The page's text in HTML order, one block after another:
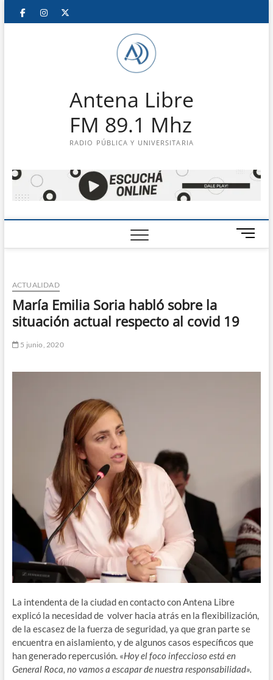
Saltar
FacebookInstagram
Antena Libre
FM 89.1 Mhz
RADIO PÚBLICA Y UNIVERSITARIA
B
o
ACTUALIDAD
María Emilia Soria habló sobre la
situación actual respecto al covid 19
5 junio, 2020
La intendenta de la ciudad en contacto con Antena Libre
explicó la necesidad de volver hacia atrás en la flexibilización,
de la escasez de la fuerza de seguridad, ya que gran parte se
encuentra en aislamiento, y de algunos casos específicos que
han generado repercusión. «Hoy el foco infeccioso está en
General Roca, no vamos a escapar de nuestra responsabilidad».